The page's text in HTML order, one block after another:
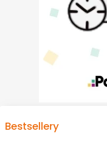
Bestsellery